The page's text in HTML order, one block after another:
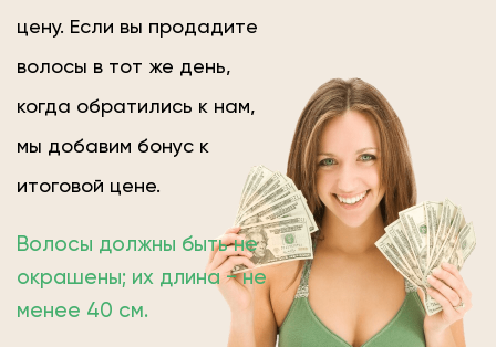
цену. Если вы продадите
волосы в тот же день,
когда обратились к нам,
мы добавим бонус к
итоговой цене.
Волосы должны быть не
окрашены; их длина − не
менее 40 см.